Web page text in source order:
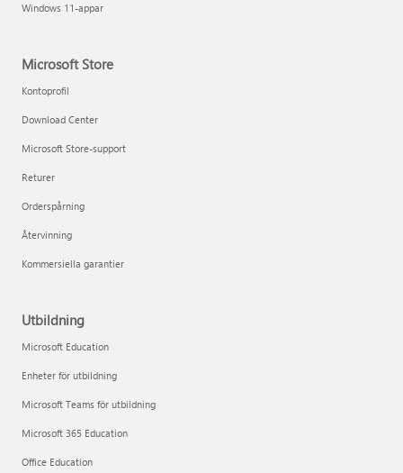
Windows 11-appar
Microsoft Store
Kontoprofil
Download Center
Microsoft Store-support
Returer
Orderspårning
Återvinning
Kommersiella garantier
Utbildning
Microsoft Education
Enheter för utbildning
Microsoft Teams för utbildning
Microsoft 365 Education
Office Education